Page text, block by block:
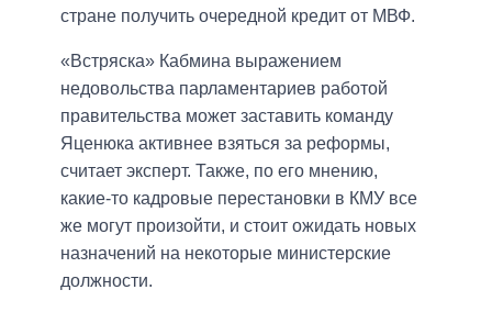
стране получить очередной кредит от МВФ.
«Встряска» Кабмина выражением
недовольства парламентариев работой
правительства может заставить команду
Яценюка активнее взяться за реформы,
считает эксперт. Также, по его мнению,
какие-то кадровые перестановки в КМУ все
же могут произойти, и стоит ожидать новых
назначений на некоторые министерские
должности.